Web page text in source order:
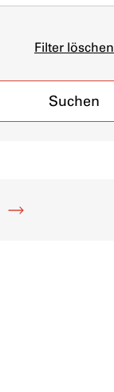
Filter löschen
Suchen